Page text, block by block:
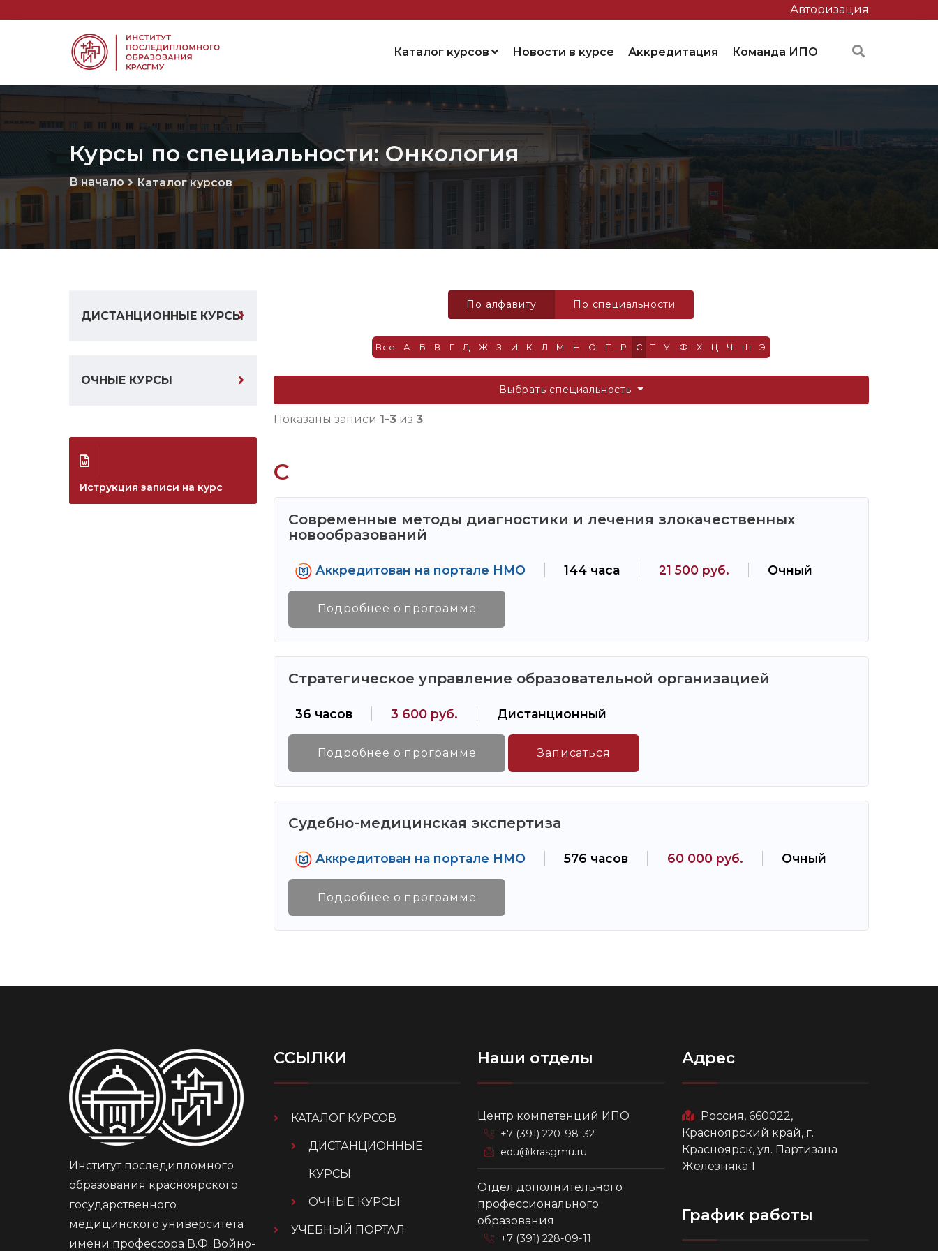
Авторизация
Каталог курсов Новости в курсе Аккредитация Команда ИПО
Курсы по специальности: Онкология
В начало Каталог курсов
ДИСТАНЦИОННЫЕ КУРСЫ
ОЧНЫЕ КУРСЫ
Иструкция записи на курс
По алфавиту По специальности
Все А Б В Г Д Ж З И К Л М Н О П Р С Т У Ф Х Ц Ч Ш Э
Выбрать специальность
Показаны записи 1-3из 3.
С
Современные методы диагностики и лечения злокачественных
новообразований
Аккредитован на портале НМО 144 часа 21 500 руб. Очный
Подробнее о программе
Стратегическое управление образовательной организацией
36 часов 3 600 руб. Дистанционный
Подробнее о программе Записаться
Судебно-медицинская экспертиза
Аккредитован на портале НМО 576 часов 60 000 руб. Очный
Подробнее о программе
Институт последипломного
образования красноярского
государственного
медицинского университета
имени профессора В.Ф. Войно-
ССЫЛКИ
КАТАЛОГ КУРСОВ
ДИСТАНЦИОННЫЕ
КУРСЫ
ОЧНЫЕ КУРСЫ
УЧЕБНЫЙ ПОРТАЛ
Наши отделы
Центр компетенций ИПО
+7 (391) 220-98-32
edu@krasgmu.ru
Отдел дополнительного
профессионального
образования
+7 (391) 228-09-11
Адрес
Россия, 660022,
Красноярский край, г.
Красноярск, ул. Партизана
Железняка 1
График работы